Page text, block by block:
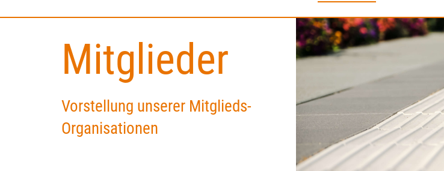
Mitglieder
Vorstellung unserer Mitglieds-
Organisationen